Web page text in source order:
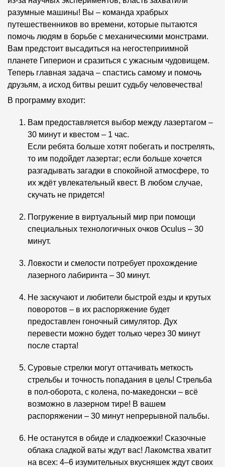
разумные машины! Вы – команда храбрых
путешественников во времени, которые пытаются
помочь людям в борьбе с механическими монстрами.
Вам предстоит высадиться на негостеприимной
планете Гиперион и сразиться с ужасным чудовищем.
Теперь главная задача – спастись самому и помочь
друзьям, а исход битвы решит судьбу человечества!
В программу входит:
Вам предоставляется выбор между лазертагом –
30 минут и квестом – 1 час.
Если ребята больше хотят побегать и пострелять,
то им подойдет лазертаг; если больше хочется
разгадывать загадки в спокойной атмосфере, то
их ждёт увлекательный квест. В любом случае,
скучать не придется!
Погружение в виртуальный мир при помощи
специальных технологичных очков Oculus – 30
минут.
Ловкости и смелости потребует прохождение
лазерного лабиринта – 30 минут.
Не заскучают и любители быстрой езды и крутых
поворотов – в их распоряжение будет
предоставлен гоночный симулятор. Дух
перевести можно будет только через 30 минут
после старта!
Суровые стрелки могут оттачивать меткость
стрельбы и точность попадания в цель! Стрельба
в пол-оборота, с колена, по-македонски – всё
возможно в лазерном тире! В вашем
распоряжении – 30 минут непрерывной пальбы.
Не останутся в обиде и сладкоежки! Сказочные
облака сладкой ваты ждут вас! Лакомства хватит
на всех: 4–6 изумительных вкусняшек ждут своих